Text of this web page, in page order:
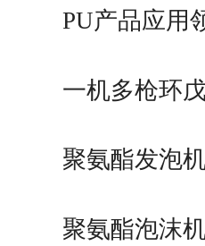
PU产品应用
一机多枪环
聚氨酯发泡
聚氨酯泡沫